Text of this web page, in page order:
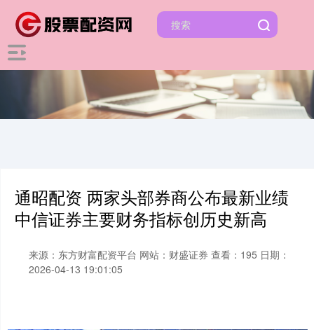
通昭配资 两家头部券商公布最新业绩
中信证券主要财务指标创历史新高
来源：东方财富配资平台 网站：财盛证券 查看：195 日期：
2026-04-13 19:01:05